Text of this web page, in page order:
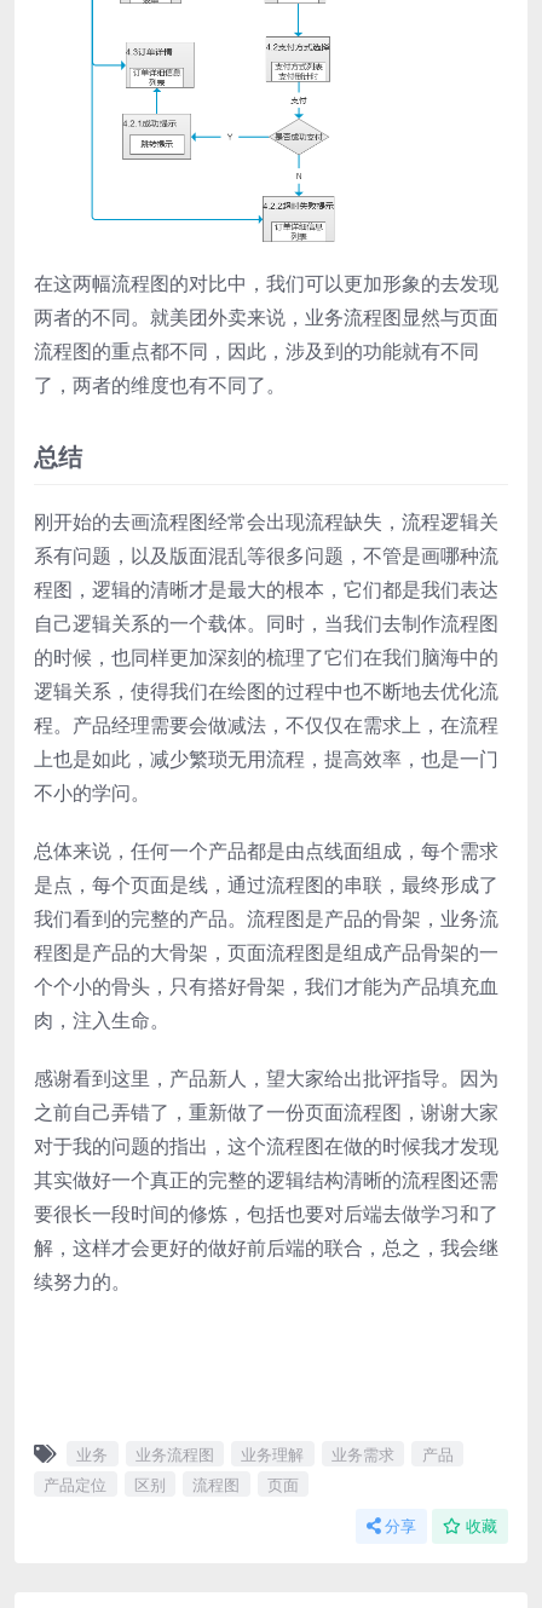
在这两幅流程图的对比中，我们可以更加形象的去发现
两者的不同。就美团外卖来说，业务流程图显然与页面
流程图的重点都不同，因此，涉及到的功能就有不同
了，两者的维度也有不同了。
总结
刚开始的去画流程图经常会出现流程缺失，流程逻辑关
系有问题，以及版面混乱等很多问题，不管是画哪种流
程图，逻辑的清晰才是最大的根本，它们都是我们表达
自己逻辑关系的一个载体。同时，当我们去制作流程图
的时候，也同样更加深刻的梳理了它们在我们脑海中的
逻辑关系，使得我们在绘图的过程中也不断地去优化流
程。产品经理需要会做减法，不仅仅在需求上，在流程
上也是如此，减少繁琐无用流程，提高效率，也是一门
不小的学问。
总体来说，任何一个产品都是由点线面组成，每个需求
是点，每个页面是线，通过流程图的串联，最终形成了
我们看到的完整的产品。流程图是产品的骨架，业务流
程图是产品的大骨架，页面流程图是组成产品骨架的一
个个小的骨头，只有搭好骨架，我们才能为产品填充血
肉，注入生命。
感谢看到这里，产品新人，望大家给出批评指导。因为
之前自己弄错了，重新做了一份页面流程图，谢谢大家
对于我的问题的指出，这个流程图在做的时候我才发现
其实做好一个真正的完整的逻辑结构清晰的流程图还需
要很长一段时间的修炼，包括也要对后端去做学习和了
解，这样才会更好的做好前后端的联合，总之，我会继
续努力的。
业务 业务流程图 业务理解 业务需求
产品
产品定位
区别 流程图 页面
分享 收藏